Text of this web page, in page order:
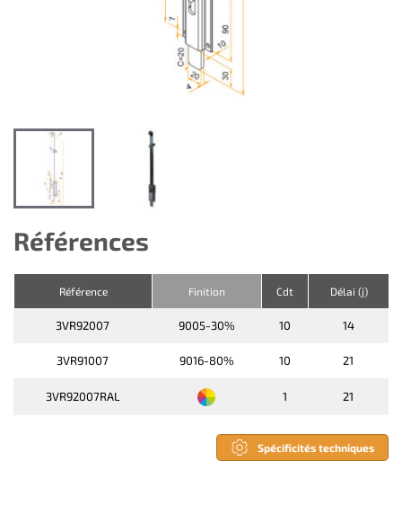
Références
Référence Finition Cdt Délai (j)
3VR92007 9005-30% 10 14
3VR91007 9016-80% 10 21
3VR92007RAL 1 21
Spécificités techniques